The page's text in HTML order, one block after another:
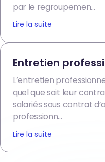
par le regroupemen...
Lire la suite
Entretien
L’entretien
quel que soit leur
salariés sous contrat
professionn...
Lire la suite